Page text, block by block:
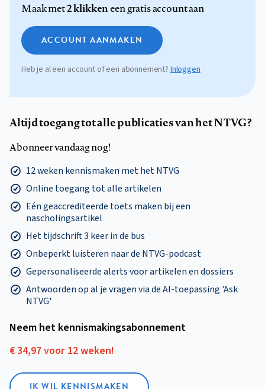
Maak met2 klikkeneen gratis account aan
ACCOUNT AANMAKEN
Heb je al een account of een abonnement? Inloggen
Altijd toegang tot alle publicaties van het NTVG?
Abonneer vandaag nog!
12 weken kennismaken met het NTVG
Online toegang tot alle artikelen
Eén geaccrediteerde toets maken bij een
nascholingsartikel
Het tijdschrift 3 keer in de bus
Onbeperkt luisteren naar de NTVG-podcast
Gepersonaliseerde alerts voor artikelen en dossiers
Antwoorden op al je vragen via de AI-toepassing 'Ask
NTVG'
Neem het kennismakings­abonnement
€ 34,97 voor 12 weken!
IK WIL KENNISMAKEN